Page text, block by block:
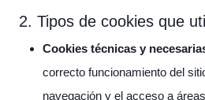
2. Tipos de cookies que
Cookies técnicas y
correcto funcionamiento del
navegación y el acceso a